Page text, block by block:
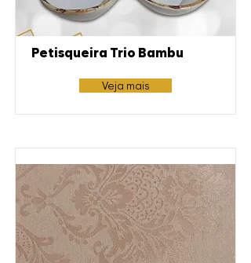
Petisqueira Trio Bambu
Veja mais